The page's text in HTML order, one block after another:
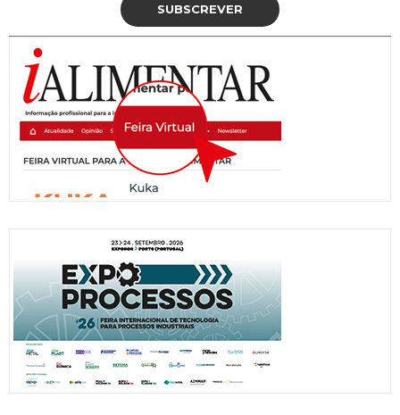
SUBSCREVER